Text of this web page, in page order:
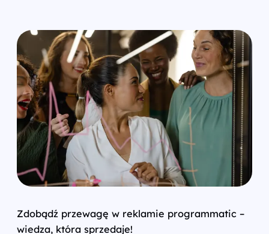
Zdobądź przewagę w reklamie programmatic –
wiedza, która sprzedaje!